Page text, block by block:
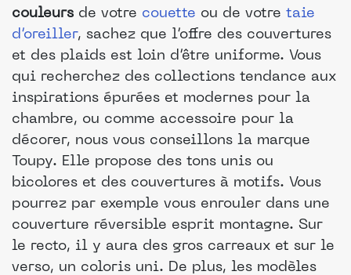
couleurs de votre couette ou de votre taie
d’oreiller, sachez que l’offre des couvertures
et des plaids est loin d’être uniforme. Vous
qui recherchez des collections tendance aux
inspirations épurées et modernes pour la
chambre, ou comme accessoire pour la
décorer, nous vous conseillons la marque
Toupy. Elle propose des tons unis ou
bicolores et des couvertures à motifs. Vous
pourrez par exemple vous enrouler dans une
couverture réversible esprit montagne. Sur
le recto, il y aura des gros carreaux et sur le
verso, un coloris uni. De plus, les modèles